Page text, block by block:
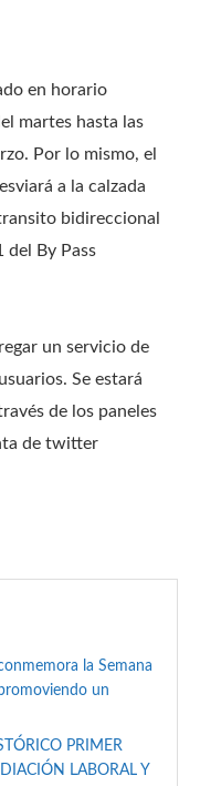
en horario
martes hasta las
Por lo mismo, el
a la calzada
bidireccional
del By Pass
un servicio de
Se estará
de los paneles
de twitter
la Semana
un
PRIMER
LABORAL Y